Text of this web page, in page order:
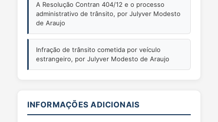
A Resolução Contran 404/12 e o processo
administrativo de trânsito, por Julyver Modesto
de Araujo
Infração de trânsito cometida por veículo
estrangeiro, por Julyver Modesto de Araujo
INFORMAÇÕES ADICIONAIS